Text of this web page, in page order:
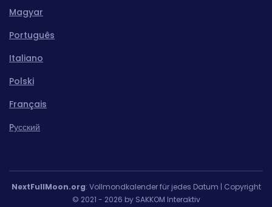
Magyar
Português
Italiano
Polski
Français
Pусский
NextFullMoon.org: Vollmondkalender für jedes Datum | Copyright
© 2021 - 2026 by SAKKOM Interaktiv